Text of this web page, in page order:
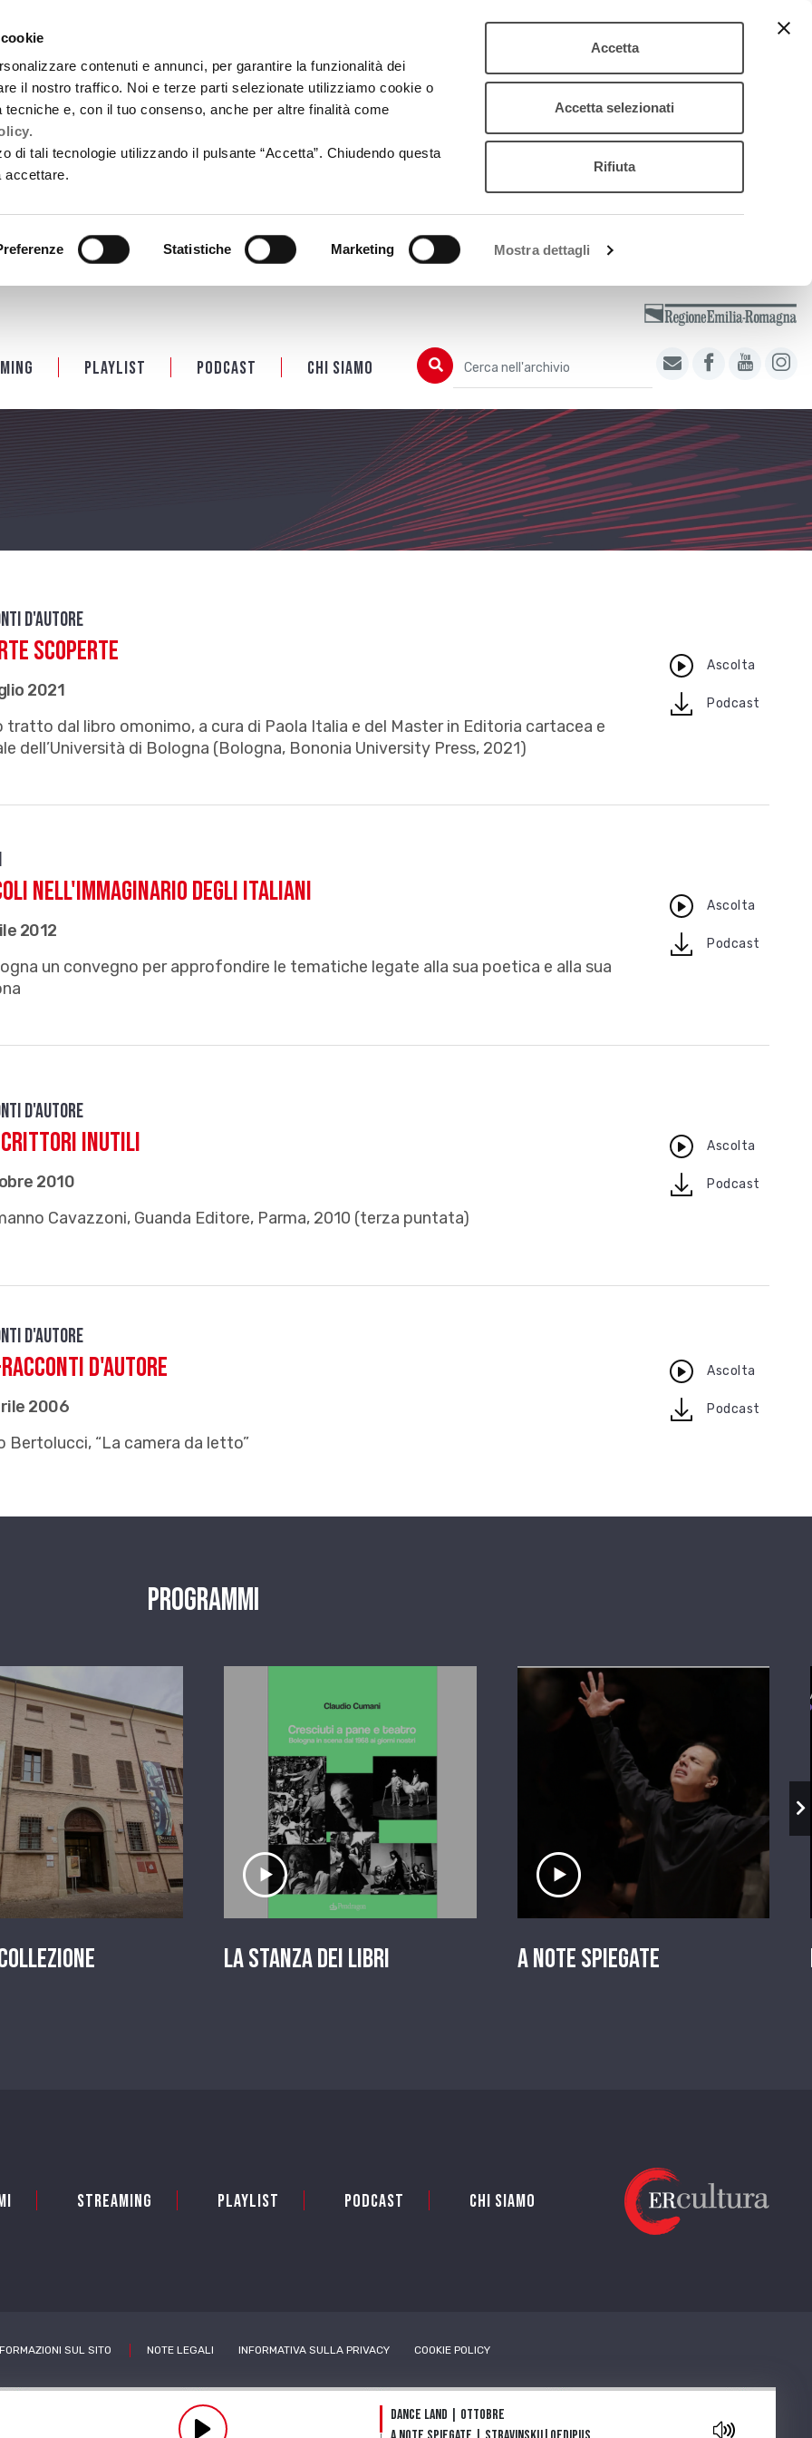
contenuti e annunci, per garantire la funzionalità dei
il nostro traffico. Noi e terze parti selezionate utilizziamo cookie o
e, con il tuo consenso, anche per altre finalità come
di tali tecnologie utilizzando il pulsante “Accetta”. Chiudendo questa
accettare.
Statistiche Marketing Mostra dettagli
Accetta
Accetta selezionati
Rifiuta
Playlist PODCAST Chi siamo Cerca
Cerca nell'archivio
d'autore
scoperte
2021
tratto dal libro omonimo, a cura di Paola Italia e del Master in Editoria cartacea e
dell’Università di Bologna (Bologna, Bononia University Press, 2021)
Ascolta
downloadPodcast
nell'immaginario degli Italiani
2012
un convegno per approfondire le tematiche legate alla sua poetica e alla sua
Ascolta
downloadPodcast
d'autore
inutili
2010
Cavazzoni, Guanda Editore, Parma, 2010 (terza puntata)
Ascolta
downloadPodcast
d'autore
D'AUTORE
2006
Bertolucci, “La camera da letto”
Ascolta
downloadPodcast
Playlist
Dance land | Ottobre
Programmi
il servizio Ascolta il servizio
La stanza dei Libri
Ascolta il servizio
A Note Spiegate
Streaming Playlist PODCAST Chi siamo
SUL SITO NOTE LEGALI INFORMATIVA SULLA PRIVACY COOKIE POLICY